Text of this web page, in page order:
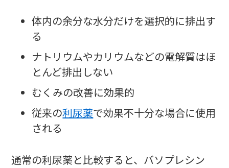
体内の余分な水分だけを選択的に排出す
る
ナトリウムやカリウムなどの電解質はほ
とんど排出しない
むくみの改善に効果的
従来の利尿薬で効果不十分な場合に使用
される
通常の利尿薬と比較すると、バソプレシン